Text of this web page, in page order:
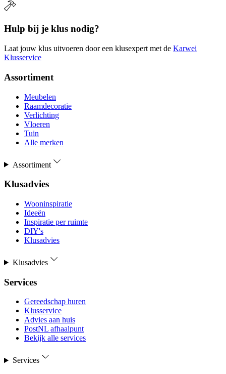
Hulp bij je klus nodig?
Laat jouw klus uitvoeren door een klusexpert met de Karwei
Klusservice
Assortiment
Meubelen
Raamdecoratie
Verlichting
Vloeren
Tuin
Alle merken
Assortiment
Klusadvies
Wooninspiratie
Ideeën
Inspiratie per ruimte
DIY's
Klusadvies
Klusadvies
Services
Gereedschap huren
Klusservice
Advies aan huis
PostNL afhaalpunt
Bekijk alle services
Services